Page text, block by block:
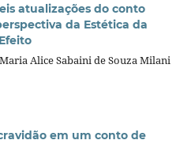
atualizações do conto
da Estética da
Alice Sabaini de Souza Milani
em um conto de